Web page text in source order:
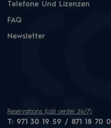
Telefone Und Lizenzen
FAQ
Newsletter
Reservations (call center 24/7):
T: 971 30 19 59 / 871 18 70 01